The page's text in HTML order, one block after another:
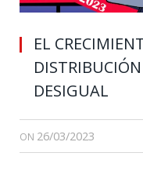
EL
DESIGUAL
ON 26/03/2023